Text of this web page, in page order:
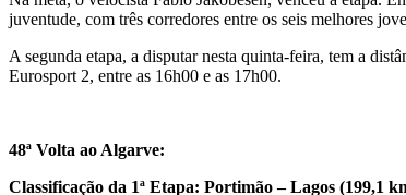
juventude, com três corredores entre os seis melhores
A segunda etapa, a disputar nesta quinta-feira, tem a
Eurosport 2, entre as 16h00 e as 17h00.
48ª Volta ao Algarve:
Classificação da 1ª Etapa: Portimão – Lagos (199,1